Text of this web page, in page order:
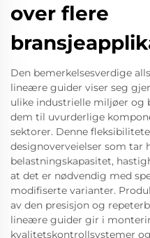
over flere
Den bemerkelsesverdige
lineære guider viser seg
ulike industrielle miljøer og
dem til uvurderlige
sektorer. Denne
designoverveielser som tar
belastningskapasitet,
at det er nødvendig med
modifiserte varianter.
av den presisjon og
lineære guider gir i
kvalitetskontrollsystemer og